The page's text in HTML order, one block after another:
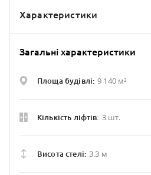
Характеристики
Загальні характеристики
Площа будівлі: 9 140 м²
Кількість ліфтів: 3 шт.
Висота стелі: 3.3 м